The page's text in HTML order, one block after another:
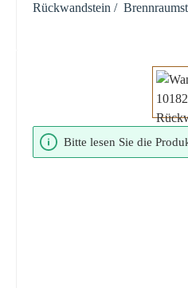
Rückwandstein /
Bildergalerie überspringen
Bitte lesen Sie die